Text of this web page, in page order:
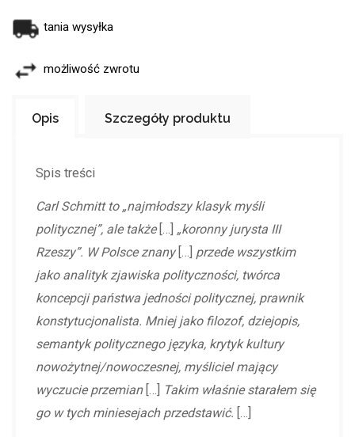
tania wysyłka
możliwość zwrotu
Opis Szczegóły produktu
Spis treści
Carl Schmitt to „najmłodszy klasyk myśli
politycznej”, ale także […] „koronny jurysta III
Rzeszy”. W Polsce znany […] przede wszystkim
jako analityk zjawiska polityczności, twórca
koncepcji państwa jedności politycznej, prawnik
konstytucjonalista. Mniej jako filozof, dziejopis,
semantyk politycznego języka, krytyk kultury
nowożytnej/nowoczesnej, myśliciel mający
wyczucie przemian […]
Takim właśnie starałem się
go w tych miniesejach przedstawić. […]